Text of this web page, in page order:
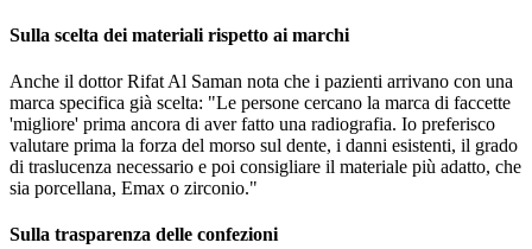
Sulla scelta dei materiali rispetto ai marchi
Anche il dottor Rifat Al Saman nota che i pazienti arrivano con una
marca specifica già scelta: "Le persone cercano la marca di faccette
'migliore' prima ancora di aver fatto una radiografia. Io preferisco
valutare prima la forza del morso sul dente, i danni esistenti, il grado
di traslucenza necessario e poi consigliare il materiale più adatto, che
sia porcellana, Emax o zirconio."
Sulla trasparenza delle confezioni